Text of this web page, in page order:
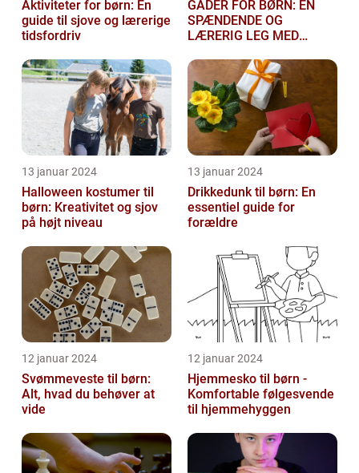
Aktiviteter for børn: En
guide til sjove og lærerige
tidsfordriv
GÅDER FOR BØRN: EN
SPÆNDENDE OG
LÆRERIG LEG MED
13 januar 2024
Halloween kostumer til
børn: Kreativitet og sjov
på højt niveau
13 januar 2024
Drikkedunk til børn: En
essentiel guide for
forældre
12 januar 2024
Svømmeveste til børn:
Alt, hvad du behøver at
vide
12 januar 2024
Hjemmesko til børn -
Komfortable følgesvende
til hjemmehyggen